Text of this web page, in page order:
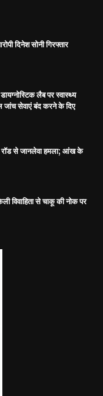
दिनेश सोनी गिरफ्तार
लैब पर स्वास्थ्य
जांच सेवाएं बंद करने के दिए
रॉड से जानलेवा हमला; आंख के
विवाहिता से चाकू की नोक पर